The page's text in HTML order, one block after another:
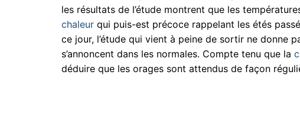
les résultats de l’étude montrent que les
chaleur qui puis-est précoce rappelant les étés
ce jour, l’étude qui vient à peine de sortir ne donne
s’annoncent dans les normales. Compte tenu que la
déduire que les orages sont attendus de façon